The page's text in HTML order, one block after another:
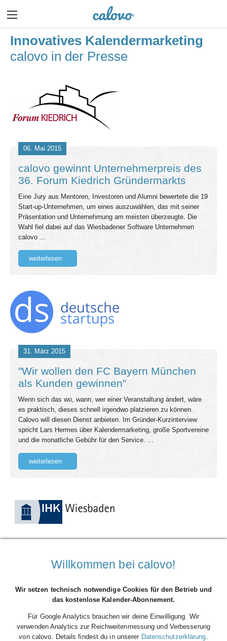
Innovatives Kalendermarketing
calovo in der Presse
06. Mai 2015
calovo gewinnt Unternehmerpreis des
36. Forum Kiedrich Gründermarkts
Eine Jury aus Mentoren, Investoren und Alumni bewertete die 19
Start-up-Unternehmen, um eines auszuwählen, das mit seiner
Präsentation und Unternehmung am meisten überzeugte. Die
Wahl fiel dabei auf das Wiesbadener Software Unternehmen
calovo ...
weiterlesen
31. März 2015
"Wir wollen den FC Bayern München
als Kunden gewinnen”
Wenn sich das wo, wann, wer einer Veranstaltung ändert, wäre
es praktisch, dieses schnell irgendwo platzieren zu können.
Calovo will diesen Dienst anbieten. Im Gründer-Kurzinterview
spricht Lars Hermes über Kalendermarketing, große Sportvereine
und die monatliche Gebühr für den Service. ...
weiterlesen
Alle Termine im Blick
umgesetzt: Mit ein paar Mausklicks kann man Termine
bestimmter Veranstalter abonnieren und direkt in den eigenen
Kalender übertragen lassen – von Bundesligaspielen über
Konzerte bis hin zu Firmenveranstaltungen. Die Termine
aktualisieren sich automatisch. Der Service ist kostenlos und die
Willkommen bei calovo!
Wir setzen technisch notwendige Cookies für den Betrieb und
das kostenlose Kalender-Abonnement.
Für Google Analytics brauchen wir deine Einwilligung. Wir
verwenden Analytics zur Reichweitenmessung und Verbesserung
von calovo. Details findest du in unserer Datenschutzerklärung